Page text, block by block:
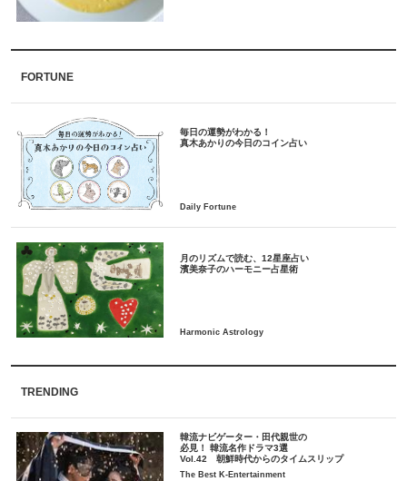
FORTUNE
毎日の運勢がわかる！
月のリズムで読む、12星座占い
TRENDING
韓流ナビゲーター・田代親世の
必見！ 韓流名作ドラマ3選
Vol.42 朝鮮時代からのタイムスリップ
The Best K-Entertainment